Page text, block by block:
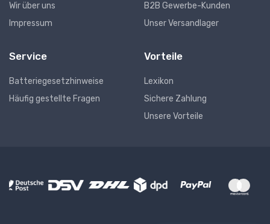
Wir über uns
Impressum
B2B Gewerbe-Kunden
Unser Versandlager
Service
Batteriegesetzhinweise
Häufig gestellte Fragen
Vorteile
Lexikon
Sichere Zahlung
Unsere Vorteile